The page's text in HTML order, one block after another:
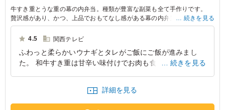
牛すき重とうな重の幕の内弁当。種類が豊富な副菜も全て手作りです。
贅沢感があり、かつ、上品でおもてなし感がある幕の内弁当をお探しの時
は是非お試し下さい。見た目より満腹感が得られる逸品です。
続きを見る
4.5 関西テレビ
ふわっと柔らかいウナギとタレがご飯にご飯が進みまし
た。 和牛すき重は甘辛い味付けでお肉も食べ応えのある
大阪府大阪市北区扇町2024/06/19
続きを見る
詳細を見る